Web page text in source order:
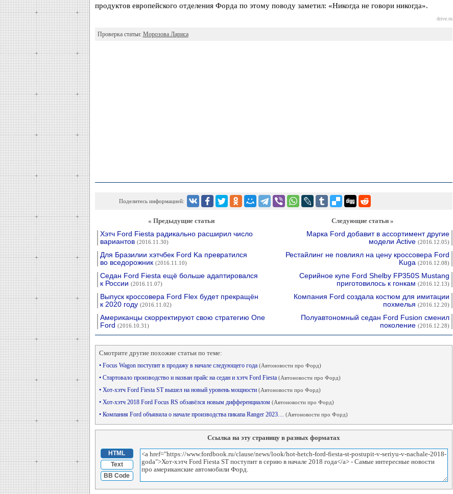
продуктов европейского отделения Форда по этому поводу заметил: «Никогда не говори никогда».
drive.ru
Проверка статьи: Морозова Лариса
Поделитесь информацией:
« Предыдущие статьи
Хэтч Ford Fiesta радикально расширил число
вариантов (2016.11.30)
Для Бразилии хэтчбек Ford Ka превратился
во вседорожник (2016.11.10)
Седан Ford Fiesta ещё больше адаптировался
к России (2016.11.07)
Выпуск кроссовера Ford Flex будет прекращён
к 2020 году (2016.11.02)
Американцы скорректируют свою стратегию One
Ford (2016.10.31)
Следующие статьи »
Марка Ford добавит в ассортимент другие
модели Active (2016.12.05)
Рестайлинг не повлиял на цену кроссовера Ford
Kuga (2016.12.08)
Серийное купе Ford Shelby FP350S Mustang
приготовилось к гонкам (2016.12.13)
Компания Ford создала костюм для имитации
похмелья (2016.12.20)
Полуавтономный седан Ford Fusion сменил
поколение (2016.12.28)
Смотрите другие похожие статьи по теме:
• Focus Wagon поступит в продажу в начале следующего года (Автоновости про Форд)
• Стартовало производство и назван прайс на седан и хэтч Ford Fiesta (Автоновости про Форд)
• Хот-хэтч Ford Fiesta ST вышел на новый уровень мощности (Автоновости про Форд)
• Хот-хэтч 2018 Ford Focus RS обзавёлся новым дифференциалом (Автоновости про Форд)
• Компания Ford объявила о начале производства пикапа Ranger 2023… (Автоновости про Форд)
Ссылка на эту страницу в разных форматах
HTML
Text
BB Code